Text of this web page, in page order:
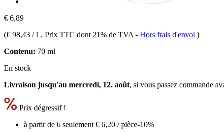
€ 6,89
(€ 98,43 / L, Prix TTC dont 21% de TVA - Hors frais d'envoi )
Contenu: 70 ml
En stock
Livraison jusqu'au mercredi, 12. août, si vous passez commande
Prix dégressif !
à partir de 6 seulement € 6,20 / pièce-10%